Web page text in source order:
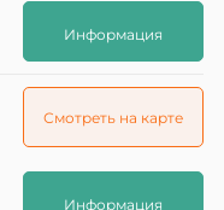
Информация
Смотреть на карте
Информация